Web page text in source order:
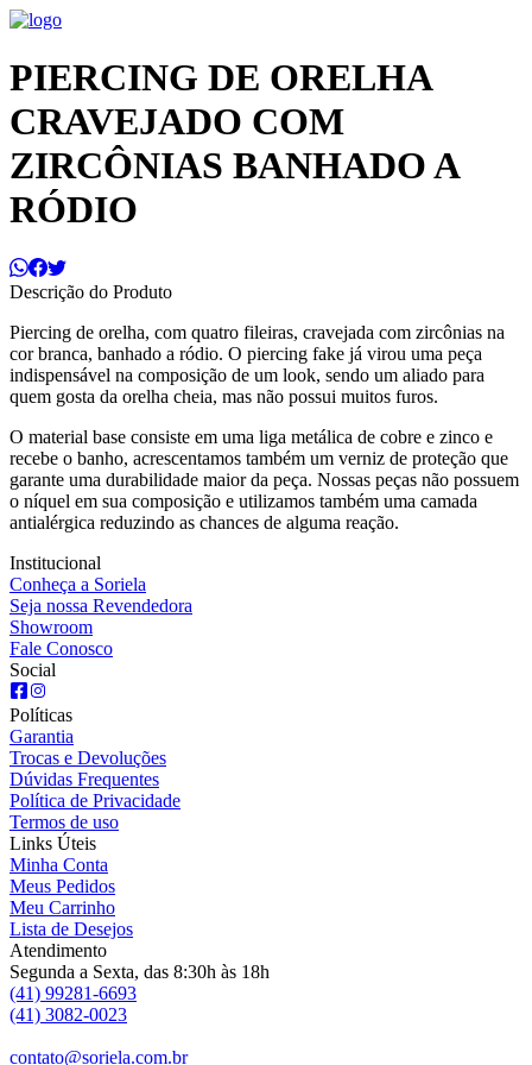
PIERCING DE ORELHA
CRAVEJADO COM
ZIRCÔNIAS BANHADO A
RÓDIO
Descrição do Produto
Piercing de orelha, com quatro fileiras, cravejada com zircônias na
cor branca, banhado a ródio. O piercing fake já virou uma peça
indispensável na composição de um look, sendo um aliado para
quem gosta da orelha cheia, mas não possui muitos furos.
O material base consiste em uma liga metálica de cobre e zinco e
recebe o banho, acrescentamos também um verniz de proteção que
garante uma durabilidade maior da peça. Nossas peças não possuem
o níquel em sua composição e utilizamos também uma camada
antialérgica reduzindo as chances de alguma reação.
Institucional
Conheça a Soriela
Seja nossa Revendedora
Showroom
Fale Conosco
Social
Políticas
Garantia
Trocas e Devoluções
Dúvidas Frequentes
Política de Privacidade
Termos de uso
Links Úteis
Minha Conta
Meus Pedidos
Meu Carrinho
Lista de Desejos
Atendimento
Segunda a Sexta, das 8:30h às 18h
(41) 99281-6693
(41) 3082-0023
contato@soriela.com.br